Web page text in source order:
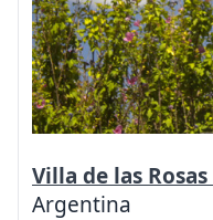
Villa de las Rosas
Argentina